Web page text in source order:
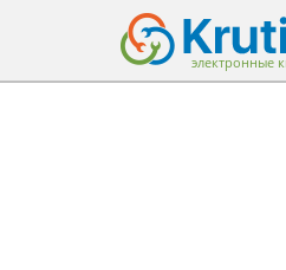
электронные